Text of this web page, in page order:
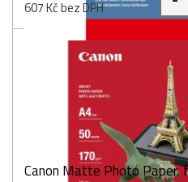
607 Kč bez DPH
Canon Matte Photo Paper,